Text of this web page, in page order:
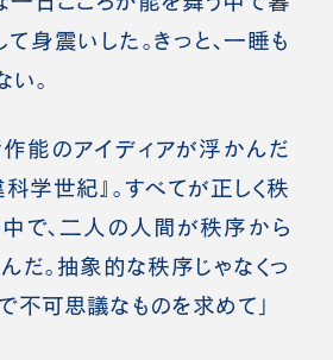
身震いした。きっと、一睡も
。
作能のアイディアが浮かんだ
科学世紀』。すべてが正しく秩
で、二人の人間が秩序から
だ。抽象的な秩序じゃなくっ
不可思議なものを求めて」